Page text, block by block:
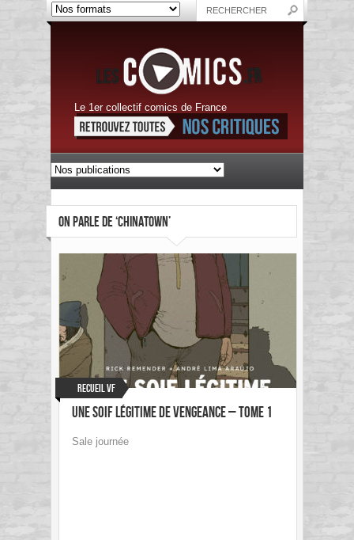
Le 1er collectif comics de France
ON PARLE DE ‘CHINATOWN’
Recueil VF
Une soif légitime de vengeance – Tome 1
Sale journée